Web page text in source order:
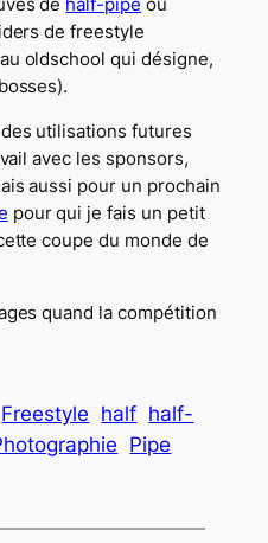
de half-pipe où
de freestyle
oldschool qui désigne,
utilisations futures
avec les sponsors,
aussi pour un prochain
pour qui je fais un petit
coupe du monde de
quand la compétition
Freestyle half half-
Pipe